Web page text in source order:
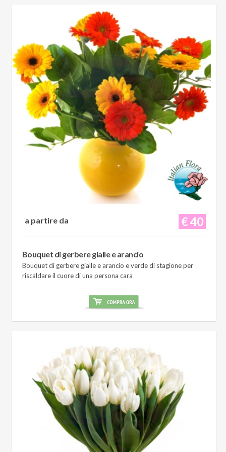
€ 40
a partire da
Bouquet di gerbere gialle e arancio
Bouquet di gerbere gialle e arancio e verde di stagione per
riscaldare il cuore di una persona cara